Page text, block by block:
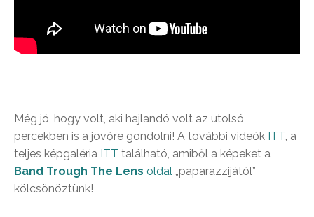
Még jó, hogy volt, aki hajlandó volt az utolsó
percekben is a jövőre gondolni! A további videók ITT, a
teljes képgaléria ITT található, amiből a képeket a
Band Trough The Lens oldal „paparazzijától”
kölcsönöztünk!